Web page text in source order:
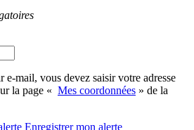
e-mail, vous devez saisir votre adresse
la page « Mes coordonnées » de la
Enregistrermon alerte